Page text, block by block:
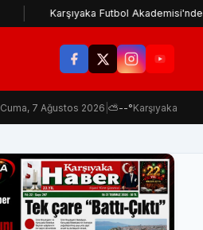
Karşıyaka Futbol Akademisi'nden
Cuma, 7 Ağustos 2026 ⛅--°Karşıyaka